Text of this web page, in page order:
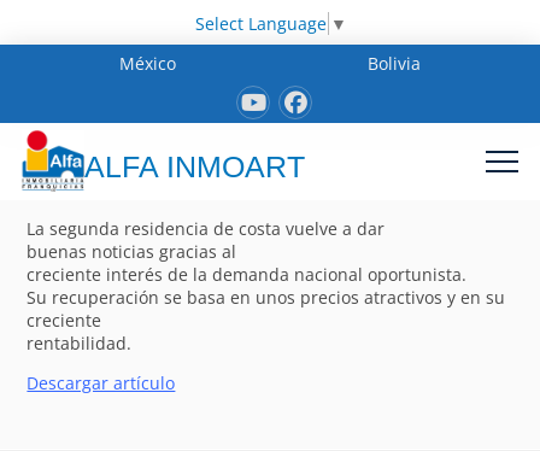
Select Language ▼
México
Bolivia
ALFA INMOART
La segunda residencia de costa vuelve a dar
buenas noticias gracias al
creciente interés de la demanda nacional oportunista.
Su recuperación se basa en unos precios atractivos y en su
creciente
rentabilidad.
Descargar artículo